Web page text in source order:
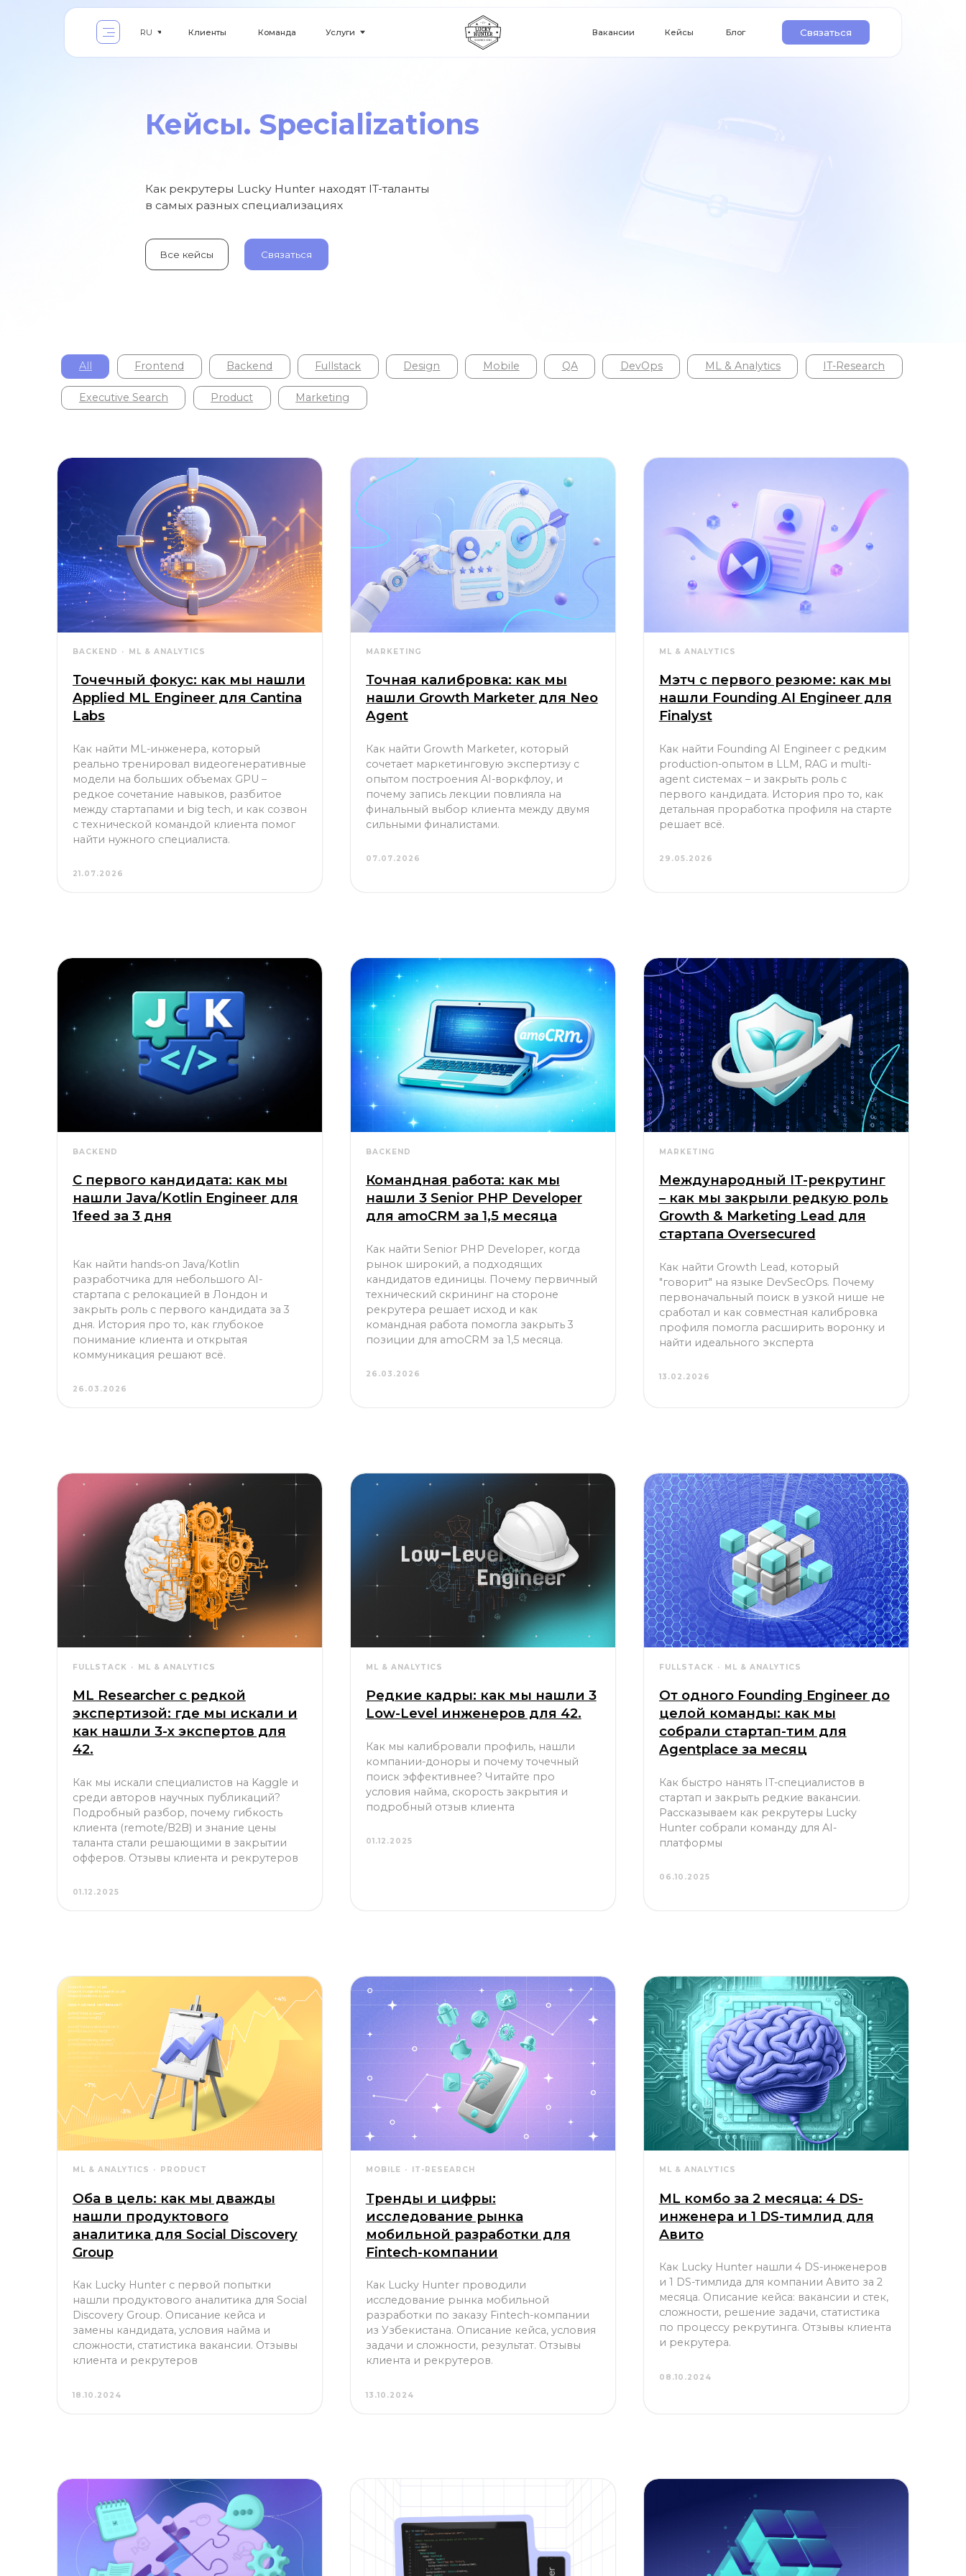
Связаться
Блог
Кейсы
Команда
Клиенты
Кейсы. Specializations
в самых разных специализациях
All Frontend Backend Fullstack Design Mobile QA DevOps ML & Analytics IT-Research
Executive Search Product Marketing
Applied ML Engineer для Cantina
Labs
реально тренировал видеогенеративные
модели на больших объемах GPU –
редкое сочетание навыков, разбитое
между стартапами и big tech, и как созвон
с технической командой клиента помог
найти нужного специалиста.
нашли Growth Marketer для Neo
Agent
сочетает маркетинговую экспертизу с
опытом построения AI-воркфлоу, и
почему запись лекции повлияла на
финальный выбор клиента между двумя
сильными финалистами.
нашли Founding AI Engineer для
Finalyst
production-опытом в LLM, RAG и multi-
agent системах – и закрыть роль с
первого кандидата. История про то, как
детальная проработка профиля на старте
решает всё.
С первого кандидата: как мы
нашли Java/Kotlin Engineer для
1feed за 3 дня
стартапа с релокацией в Лондон и
закрыть роль с первого кандидата за 3
дня. История про то, как глубокое
понимание клиента и открытая
коммуникация решают всё.
26.03.2026
Командная работа: как мы
нашли 3 Senior PHP Developer
для amoCRM за 1,5 месяца
Как найти Senior PHP Developer, когда
кандидатов единицы. Почему первичный
технический скрининг на стороне
рекрутера решает исход и как
командная работа помогла закрыть 3
позиции для amoCRM за 1,5 месяца.
26.03.2026
MARKETING
Международный IT-рекрутинг
– как мы закрыли редкую роль
Growth & Marketing Lead для
стартапа Oversecured
Как найти Growth Lead, который
первоначальный поиск в узкой нише не
сработал и как совместная калибровка
профиля помогла расширить воронку и
найти идеального эксперта
FULLSTACK ML & ANALYTICS
ML Researcher с редкой
как нашли 3-х экспертов для
42.
Как мы искали специалистов на Kaggle и
Подробный разбор, почему гибкость
клиента (remote/B2B) и знание цены
таланта стали решающими в закрытии
офферов. Отзывы клиента и рекрутеров
01.12.2025
ML & ANALYTICS
Редкие кадры: как мы нашли 3
Как мы калибровали профиль, нашли
поиск эффективнее? Читайте про
условия найма, скорость закрытия и
подробный отзыв клиента
01.12.2025
FULLSTACK ML & ANALYTICS
От одного Founding Engineer до
собрали стартап-тим для
Agentplace за месяц
Как быстро нанять IT-специалистов в
Рассказываем как рекрутеры Lucky
Hunter собрали команду для AI-
платформы
06.10.2025
ML & ANALYTICS PRODUCT
Оба в цель: как мы дважды
нашли продуктового
аналитика для Social Discovery
Group
Как Lucky Hunter с первой попытки
нашли продуктового аналитика для Social
замены кандидата, условия найма и
сложности, статистика вакансии. Отзывы
клиента и рекрутеров
18.10.2024
MOBILE
Тренды и цифры:
исследование рынка
мобильной разработки для
Fintech-компании
Как Lucky Hunter проводили
исследование рынка мобильной
из Узбекистана. Описание кейса, условия
задачи и сложности, результат. Отзывы
клиента и рекрутеров.
13.10.2024
ML & ANALYTICS
ML комбо за 2 месяца: 4 DS-
инженера и 1 DS-тимлид для
Авито
Как Lucky Hunter нашли 4 DS-инженеров
и 1 DS-тимлида для компании Авито за 2
сложности, решение задачи, статистика
по процессу рекрутинга. Отзывы клиента
и рекрутера.
08.10.2024